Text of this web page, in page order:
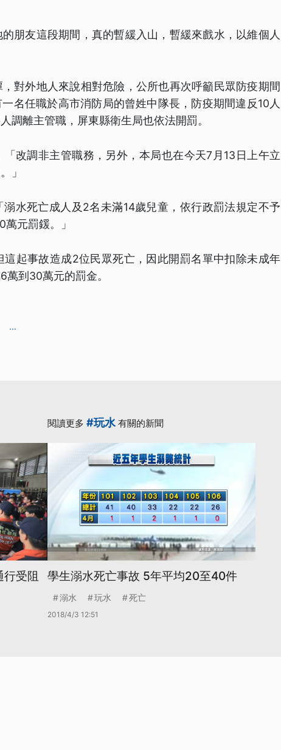
朋友這段期間，真的暫緩入山，暫緩來戲水，以維個人
對外地人來說相對危險，公所也再次呼籲民眾防疫期間
名任職於高市消防局的曾姓中隊長，防疫期間違反10人
調離主管職，屏東縣衛生局也依法開罰。
改調非主管職務，另外，本局也在今天7月13日上午立
」
水死亡成人及2名未滿14歲兒童，依行政罰法規定不予
元罰鍰。」
這起事故造成2位民眾死亡，因此開罰名單中扣除未成年
到30萬元的罰金。
...
受阻
閱讀更多 #玩水有關的新聞
學生溺水死亡事故 5年平均20至40件
溺水 玩水 死亡
2018/4/3 12:51